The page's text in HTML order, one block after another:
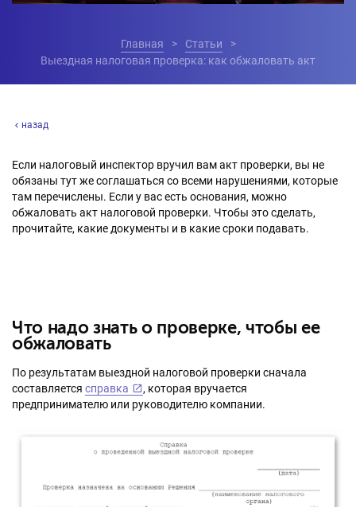
Главная
Статьи
Выездная налоговая проверка: как обжаловать акт
назад
Если налоговый инспектор вручил вам акт проверки, вы не
обязаны тут же соглашаться со всеми нарушениями, которые
там перечислены. Если у вас есть основания, можно
обжаловать акт налоговой проверки. Чтобы это сделать,
прочитайте, какие документы и в какие сроки подавать.
Что надо знать о проверке, чтобы ее
обжаловать
По результатам выездной налоговой проверки сначала
составляется справка
, которая вручается
предпринимателю или руководителю компании.